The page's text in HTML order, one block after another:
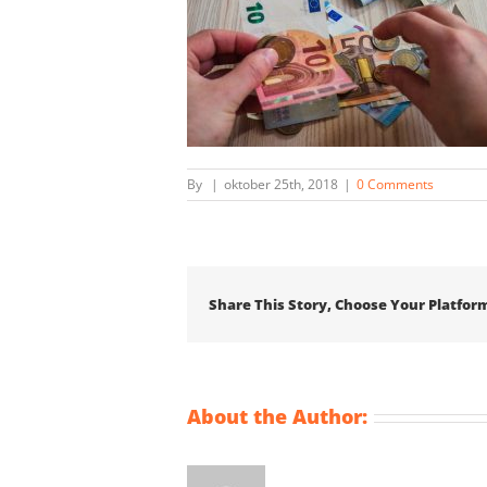
By | oktober 25th, 2018 | 0 Comments
Share This Story, Choose Your
About the Author: